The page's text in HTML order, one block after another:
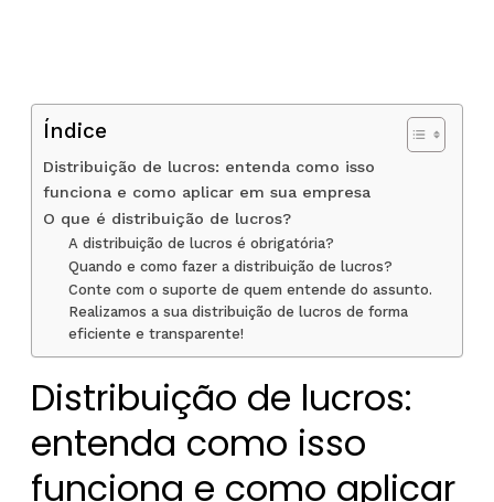
Índice
Distribuição de lucros: entenda como isso
funciona e como aplicar em sua empresa
O que é distribuição de lucros?
A distribuição de lucros é obrigatória?
Quando e como fazer a distribuição de lucros?
Conte com o suporte de quem entende do assunto.
Realizamos a sua distribuição de lucros de forma
eficiente e transparente!
Distribuição de lucros:
entenda como isso
funciona e como aplicar